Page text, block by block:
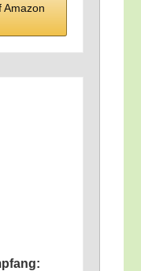
Ama­zon